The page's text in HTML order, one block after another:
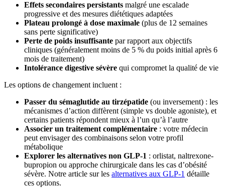
Effets secondaires persistants malgré une escalade
progressive et des mesures diététiques adaptées
Plateau prolongé à dose maximale (plus de 12 semaines
sans perte significative)
Perte de poids insuffisante par rapport aux objectifs
cliniques (généralement moins de 5 % du poids initial après 6
mois de traitement)
Intolérance digestive sévère qui compromet la qualité de vie
Les options de changement incluent :
Passer du sémaglutide au tirzépatide (ou inversement) : les
mécanismes d’action diffèrent (simple vs double agoniste), et
certains patients répondent mieux à l’un qu’à l’autre
Associer un traitement complémentaire : votre médecin
peut envisager des combinaisons selon votre profil
métabolique
Explorer les alternatives non GLP-1 : orlistat, naltrexone-
bupropion ou approche chirurgicale dans les cas d’obésité
sévère. Notre article sur les alternatives aux GLP-1 détaille
ces options.